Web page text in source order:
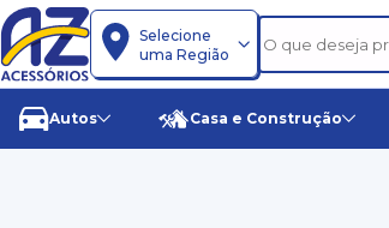
Selecione
uma Região
Autos Casa e Construção